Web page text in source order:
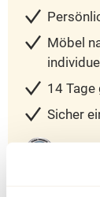
Möbel
14
Sicher